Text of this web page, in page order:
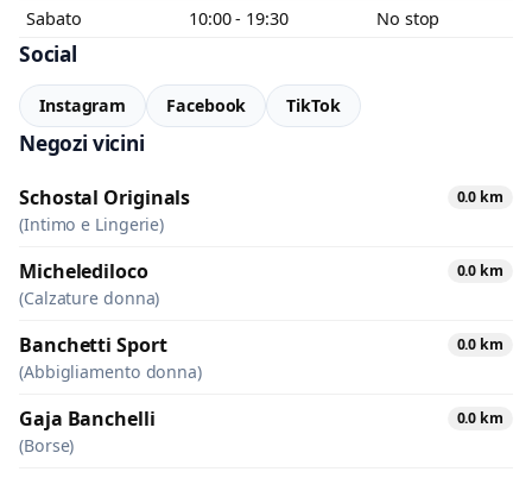
Sabato
10:00 - 19:30 No stop
Social
Instagram Facebook TikTok
Negozi vicini
Schostal Originals 0.0 km
(Intimo e Lingerie)
Michelediloco 0.0 km
(Calzature donna)
Banchetti Sport 0.0 km
(Abbigliamento donna)
Gaja Banchelli 0.0 km
(Borse)